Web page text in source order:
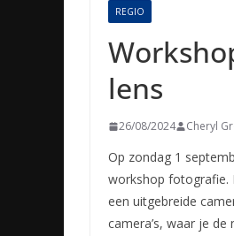
REGIO
lens
26/08/2024 Cheryl
Op zondag 1
workshop fotografie.
een uitgebreide
camera’s, waar je